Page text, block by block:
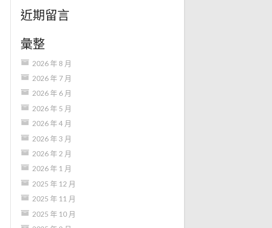
近期留言
彙整
2026 年 8 月
2026 年 7 月
2026 年 6 月
2026 年 5 月
2026 年 4 月
2026 年 3 月
2026 年 2 月
2026 年 1 月
2025 年 12 月
2025 年 11 月
2025 年 10 月